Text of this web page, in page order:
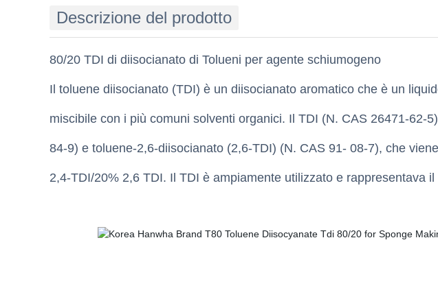
Descrizione del prodotto
80/20 TDI di diisocianato di Tolueni per agente schiumogeno
Il toluene diisocianato (TDI) è un diisocianato aromatico che è un
miscibile con i più comuni solventi organici. Il TDI (N. CAS 26471-
84-9) e toluene-2,6-diisocianato (2,6-TDI) (N. CAS 91- 08-7), che
2,4-TDI/20% 2,6 TDI. Il TDI è ampiamente utilizzato e rappresentava